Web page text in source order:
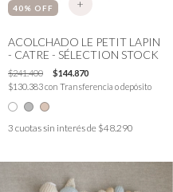
40% OFF +
ACOLCHADO LE PETIT LAPIN
- CATRE - SÉLECTION STOCK
$241.400
$144.870
$130.383con Transferencia o depósito
3 cuotas sin interés de $48.290